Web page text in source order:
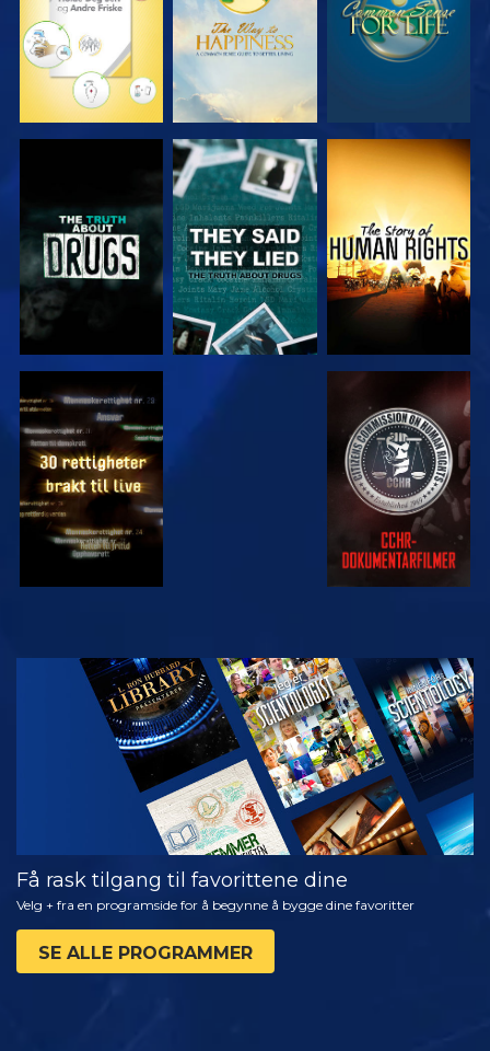
SE SE
SE SE
SE
UTFORSK
SERIEN
Få rask tilgang til favorittene dine
Velg + fra en programside for å begynne å bygge dine favoritter
SE ALLE PROGRAMMER